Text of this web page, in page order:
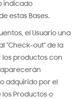
indicado
estas Bases.
el Usuario una
“Check-out” de la
productos con
adquirido por el
los Productos o